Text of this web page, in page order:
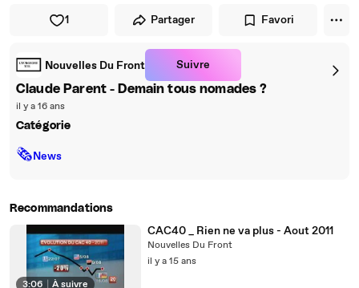
1 Partager Favori
Nouvelles Du Front Suivre
Claude Parent - Demain tous nomades ?
il y a 16 ans
Catégorie
🗞News
Recommandations
3:06 À suivre
CAC40 _ Rien ne va plus - Aout 2011
Nouvelles Du Front
il y a 15 ans